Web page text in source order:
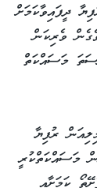
21 މިލިއަން ރުފިޔާ ދީފައިވާކަމަށް
އެހެންނަމަވެސް 18 މަސްވެގެން ވެރިކަން
މަޝްރޫއުގެ ނިމިފައިވަނީ 18 އިންސަތަ މަސައްކަތް
މުއްތަލިބު ވިދާޅުވީ، އެ މަޝްރޫއަށް 86 މިލިއަން ރުފިޔާ
މަސައްކަތްކުރީ